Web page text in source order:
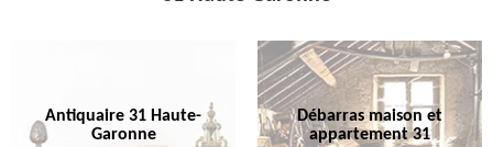
Antiquaire 31 Haute-
Garonne
Débarras maison et
appartement 31